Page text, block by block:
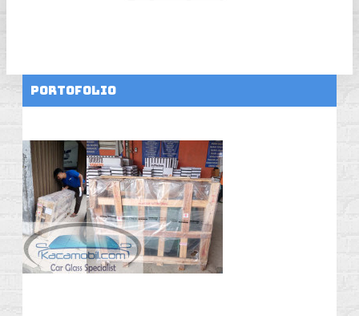
Portofolio